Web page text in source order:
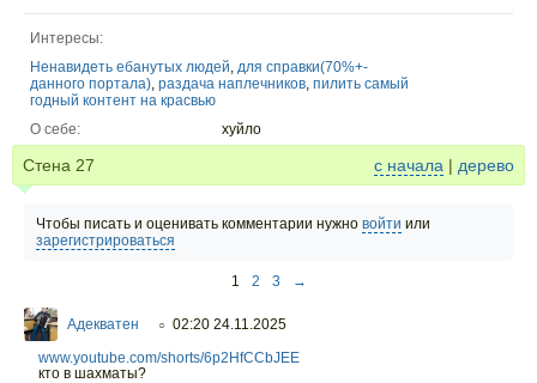
Интересы:
Ненавидеть ебанутых людей, для справки(70%+-
данного портала), раздача наплечников, пилить самый
годный контент на красвью
О себе:
хуйло
Стена 27 с начала | дерево
Чтобы писать и оценивать комментарии нужно войти или
зарегистрироваться
1 2 3 →
Адекватен ○ 02:20 24.11.2025
www.youtube.com/shorts/6p2HfCCbJEE
кто в шахматы?